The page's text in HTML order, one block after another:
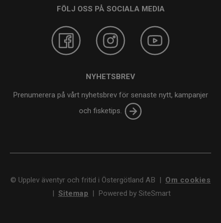
FÖLJ OSS PÅ SOCIALA MEDIA
NYHETSBREV
Prenumerera på vårt nyhetsbrev för senaste nytt, kampanjer
och fisketips.
© Upplev äventyr och fritid i Östergötland AB
Om cookies
Sitemap Powered by SiteSmart